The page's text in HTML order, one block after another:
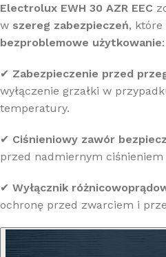
Electrolux EWH 30 AZR EEC
w szereg zabezpieczeń, które
bezproblemowe użytkowanie:
✔ Zabezpieczenie przed
wyłączenie grzałki w
temperatury.
✔ Ciśnieniowy zawór
przed nadmiernym ciśnieniem
✔ Wyłącznik
ochronę przed zwarciem i